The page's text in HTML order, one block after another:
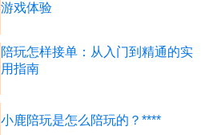
游戏体验
陪玩怎样接单：从入门到精通的实
用指南
小鹿陪玩是怎么陪玩的？****